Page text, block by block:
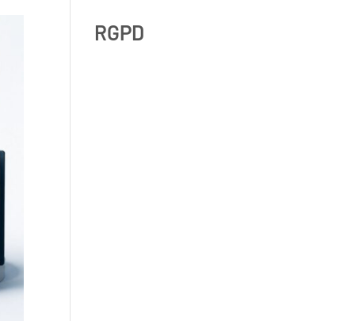
RGPD